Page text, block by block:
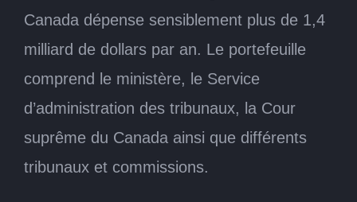
Canada dépense sensiblement plus de 1,4
milliard de dollars par an. Le portefeuille
comprend le ministère, le Service
d’administration des tribunaux, la Cour
suprême du Canada ainsi que différents
tribunaux et commissions.